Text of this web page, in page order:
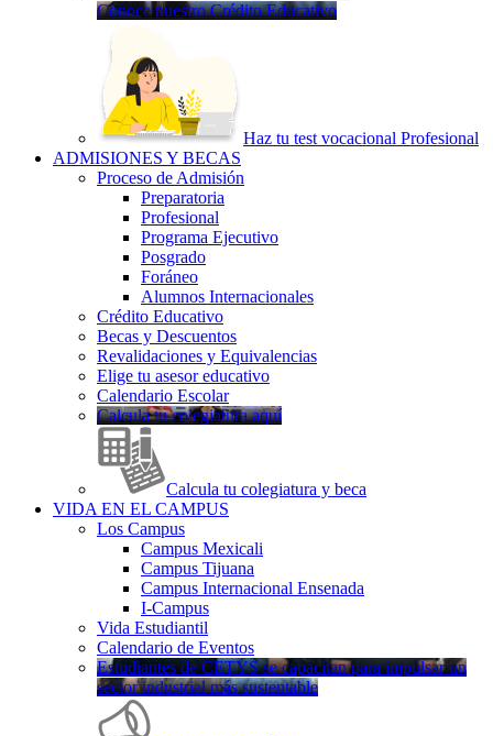
Conoce nuestro Crédito Educativo
Haz tu test vocacional Profesional
ADMISIONES Y BECAS
Proceso de Admisión
Preparatoria
Profesional
Programa Ejecutivo
Posgrado
Foráneo
Alumnos Internacionales
Crédito Educativo
Becas y Descuentos
Revalidaciones y Equivalencias
Elige tu asesor educativo
Calendario Escolar
Calcula tu colegiatura aquí
Calcula tu colegiatura y beca
VIDA EN EL CAMPUS
Los Campus
Campus Mexicali
Campus Tijuana
Campus Internacional Ensenada
I-Campus
Vida Estudiantil
Calendario de Eventos
Estudiantes de CETYS se capacitan para impulsar un
sector industrial más sustentable